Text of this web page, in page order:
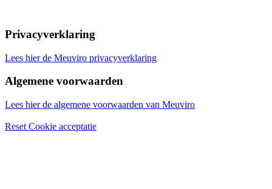
Privacyverklaring
Lees hier de Meuviro privacyverklaring
Algemene voorwaarden
Lees hier de algemene voorwaarden van Meuviro
Reset Cookie acceptatie